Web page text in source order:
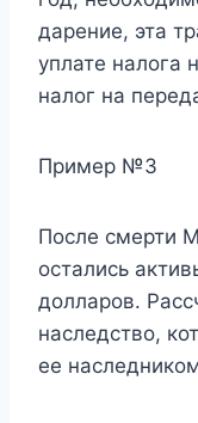
дарение, эта
уплате налога
налог на
Пример №3
После смерти
остались
долларов.
наследство,
ее